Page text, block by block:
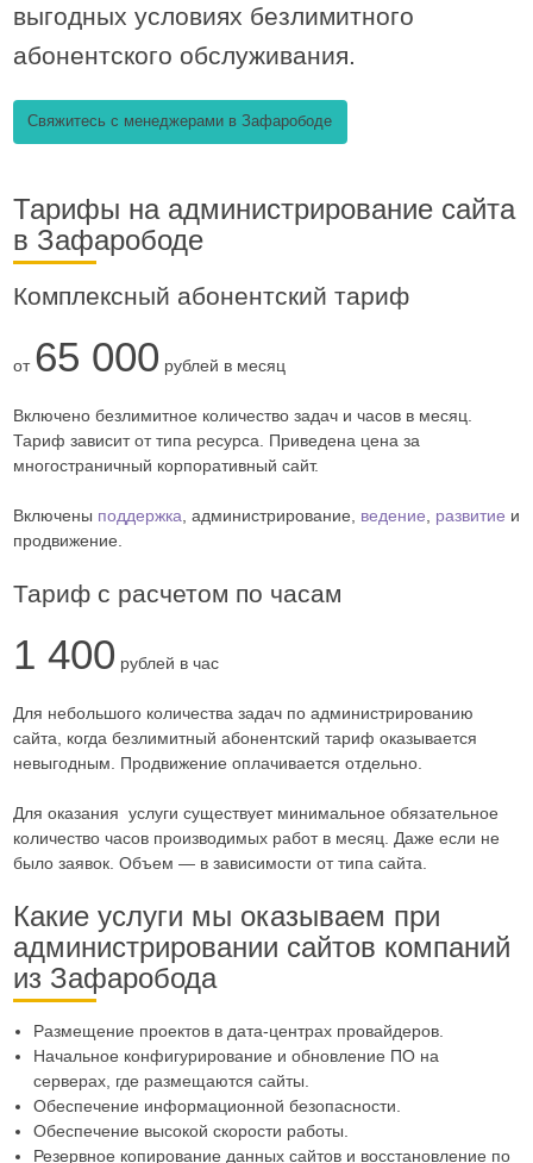
выгодных условиях безлимитного
абонентского обслуживания.
Свяжитесь с менеджерами в Зафарободе
Тарифы на администрирование сайта
в Зафарободе
Комплексный абонентский тариф
от 65 000 рублей в месяц
Включено безлимитное количество задач и часов в месяц.
Тариф зависит от типа ресурса. Приведена цена за
многостраничный корпоративный сайт.
Включены поддержка , администрирование, ведение развитие и
продвижение.
Тариф с расчетом по часам
1 400 рублей в час
Для небольшого количества задач по администрированию
сайта, когда безлимитный абонентский тариф оказывается
невыгодным. Продвижение оплачивается отдельно.
Для оказания услуги существует минимальное обязательное
количество часов производимых работ в месяц. Даже если не
было заявок. Объем — в зависимости от типа сайта.
Какие услуги мы оказываем при
администрировании сайтов компаний
из Зафаробода
Размещение проектов в дата-центрах провайдеров.
Начальное конфигурирование и обновление ПО на
серверах, где размещаются сайты.
Обеспечение информационной безопасности.
Обеспечение высокой скорости работы.
Резервное копирование данных сайтов и восстановление по